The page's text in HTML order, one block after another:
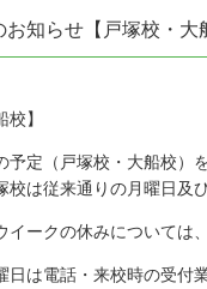
お知らせ【戸塚校・大
校】
予定（戸塚校・大船校）
校は従来通りの月曜日及
ークの休みについては
は電話・来校時の受付